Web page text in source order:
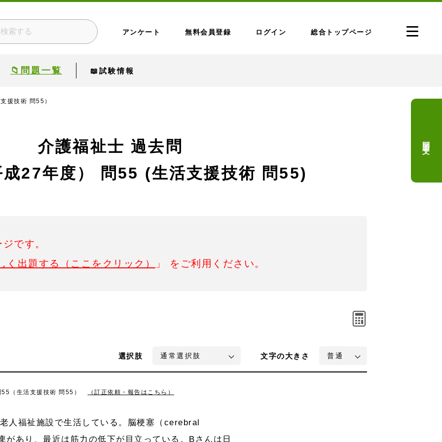
アンケート 無料会員登録 ログイン 総合トップページ
📁問題一覧 📖試験情報
援技術 問55）
介護福祉士 過去問
27年度）
問55 (生活支援技術 問55)
です。
く出題する（ここをクリック）
」 をご利用ください。
選択肢 文字の大きさ
（生活支援技術 問55） （訂正依頼・報告はこちら）
人福祉施設で生活している。脳梗塞（cerebral
あり、最近は筋力の低下が目立っている。Bさんは日